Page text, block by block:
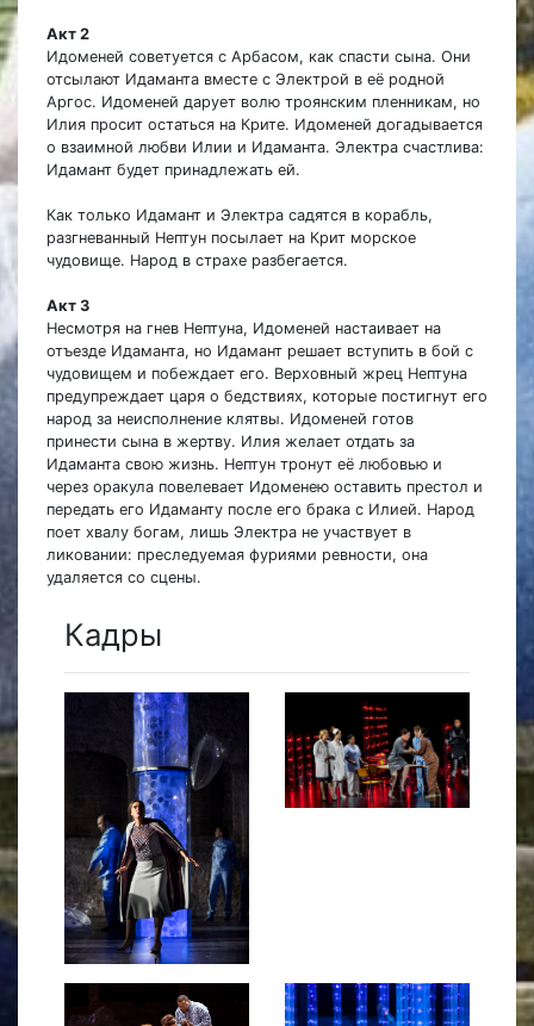
Акт 2
Идоменей советуется с Арбасом, как спасти сына. Они
отсылают Идаманта вместе с Электрой в её родной
Аргос. Идоменей дарует волю троянским пленникам, но
Илия просит остаться на Крите. Идоменей догадывается
о взаимной любви Илии и Идаманта. Электра счастлива:
Идамант будет принадлежать ей.
Как только Идамант и Электра садятся в корабль,
разгневанный Нептун посылает на Крит морское
чудовище. Народ в страхе разбегается.
Акт 3
Несмотря на гнев Нептуна, Идоменей настаивает на
отъезде Идаманта, но Идамант решает вступить в бой с
чудовищем и побеждает его. Верховный жрец Нептуна
предупреждает царя о бедствиях, которые постигнут его
народ за неисполнение клятвы. Идоменей готов
принести сына в жертву. Илия желает отдать за
Идаманта свою жизнь. Нептун тронут её любовью и
через оракула повелевает Идоменею оставить престол и
передать его Идаманту после его брака с Илией. Народ
поет хвалу богам, лишь Электра не участвует в
ликовании: преследуемая фуриями ревности, она
удаляется со сцены.
Кадры